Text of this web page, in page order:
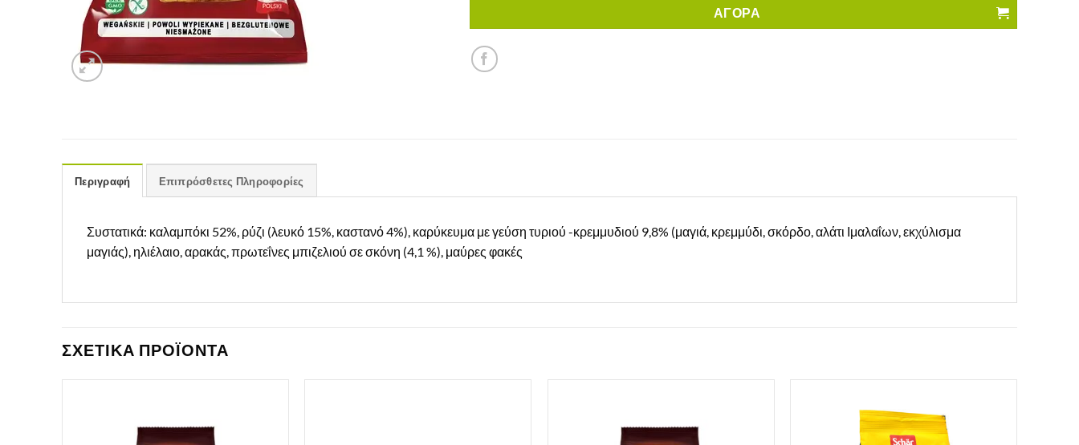
ΑΓΟΡΑ
Περιγραφή Επιπρόσθετες Πληροφορίες
Συστατικά: καλαμπόκι 52%, ρύζι (λευκό 15%, καστανό 4%), καρύκευμα με γεύση τυριού -κρεμμυδιού 9,8% (μαγιά, κρεμμύδι, σκόρδο, αλάτι Ιμαλαΐων, εκχύλισμα
μαγιάς), ηλιέλαιο, αρακάς, πρωτεΐνες μπιζελιού σε σκόνη (4,1 %), μαύρες φακές
ΣΧΕΤΙΚΑ ΠΡΟΪΟΝΤΑ